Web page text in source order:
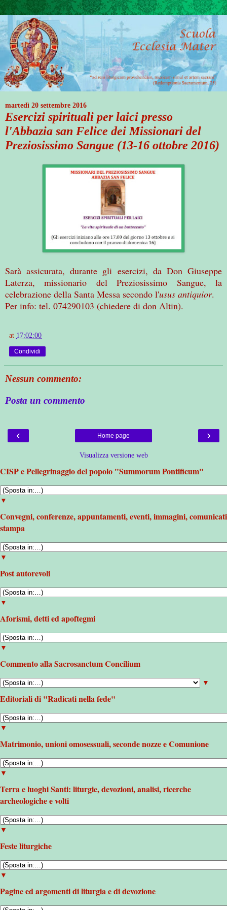
martedì 20 settembre 2016
Esercizi spirituali per laici presso
l'Abbazia san Felice dei Missionari del
Preziosissimo Sangue (13-16 ottobre 2016)
Sarà assicurata, durante gli esercizi, da Don Giuseppe
Laterza, missionario del Preziosissimo Sangue, la
celebrazione della Santa Messa secondo l'usus antiquior.
Per info: tel. 074290103 (chiedere di don Altin).
at 17:02:00
Condividi
Nessun commento:
Posta un commento
‹ ›
Home page
Visualizza versione web
CISP e Pellegrinaggio del popolo "Summorum Pontificum"
▼
Convegni, conferenze, appuntamenti, eventi, immagini, comunicati
stampa
▼
Post autorevoli
▼
Aforismi, detti ed apoftegmi
▼
Commento alla Sacrosanctum Concilium
▼
Editoriali di "Radicati nella fede"
▼
Matrimonio, unioni omosessuali, seconde nozze e Comunione
▼
Terra e luoghi Santi: liturgie, devozioni, analisi, ricerche
archeologiche e volti
▼
Feste liturgiche
▼
Pagine ed argomenti di liturgia e di devozione